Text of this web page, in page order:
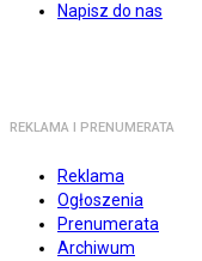
Napisz do nas
REKLAMA I PRENUMERATA
Reklama
Ogłoszenia
Prenumerata
Archiwum